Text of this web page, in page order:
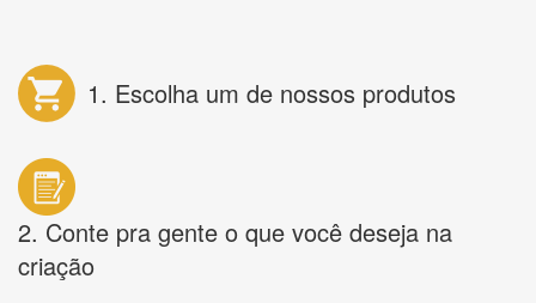
1. Escolha um de nossos produtos
2. Conte pra gente o que você deseja na
criação